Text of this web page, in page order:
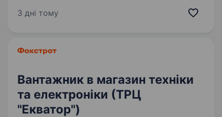
базові соціальні гарантії, роботу в дружньому
3 дні тому
Вантажник в магазин техніки
та електроніки (ТРЦ
"Екватор")